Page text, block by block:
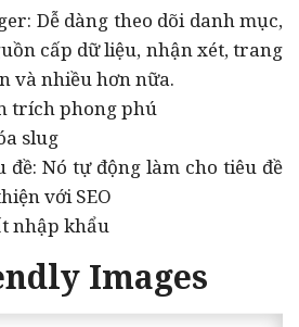
Dễ dàng theo dõi danh mục,
cấp dữ liệu, nhận xét, trang
và nhiều hơn nữa.
trích phong phú
slug
đề: Nó tự động làm cho tiêu đề
với SEO
nhập khẩu
Images